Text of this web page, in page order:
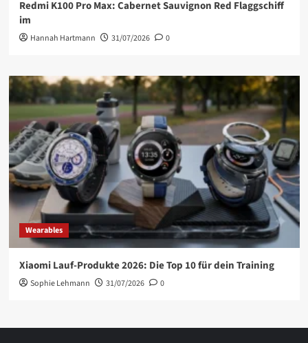
Redmi K100 Pro Max: Cabernet Sauvignon Red Flaggschiff
im
Hannah Hartmann 31/07/2026 0
Wearables
Xiaomi Lauf-Produkte 2026: Die Top 10 für dein Training
Sophie Lehmann 31/07/2026 0